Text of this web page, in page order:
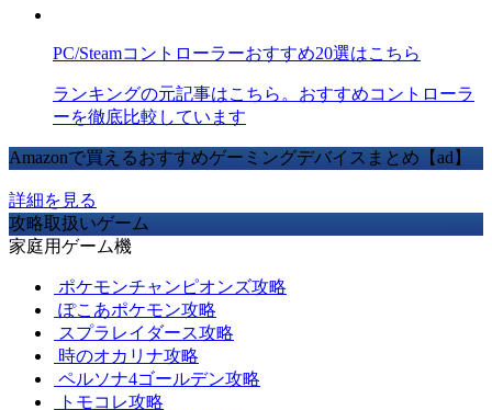
PC/Steamコントローラーおすすめ20選はこちら
ランキングの元記事はこちら。おすすめコントローラ
ーを徹底比較しています
Amazonで買えるおすすめゲーミングデバイスまとめ【ad】
詳細を見る
攻略取扱いゲーム
家庭用ゲーム機
ポケモンチャンピオンズ攻略
ぽこあポケモン攻略
スプラレイダース攻略
時のオカリナ攻略
ペルソナ4ゴールデン攻略
トモコレ攻略